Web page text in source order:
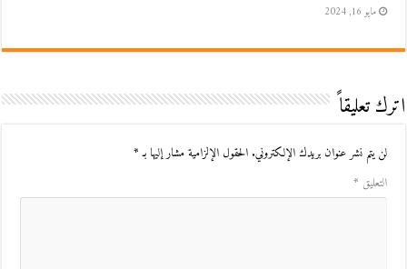
مايو 16, 2024
اترك تعليقاً
لن يتم نشر عنوان بريدك الإلكتروني. الحقول الإلزامية مشار إليها بـ*
التعليق *